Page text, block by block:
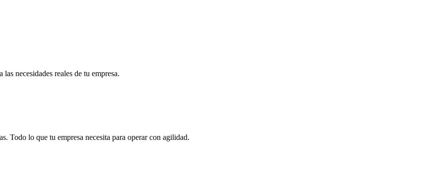
necesidades reales de tu empresa.
Todo lo que tu empresa necesita para operar con agilidad.